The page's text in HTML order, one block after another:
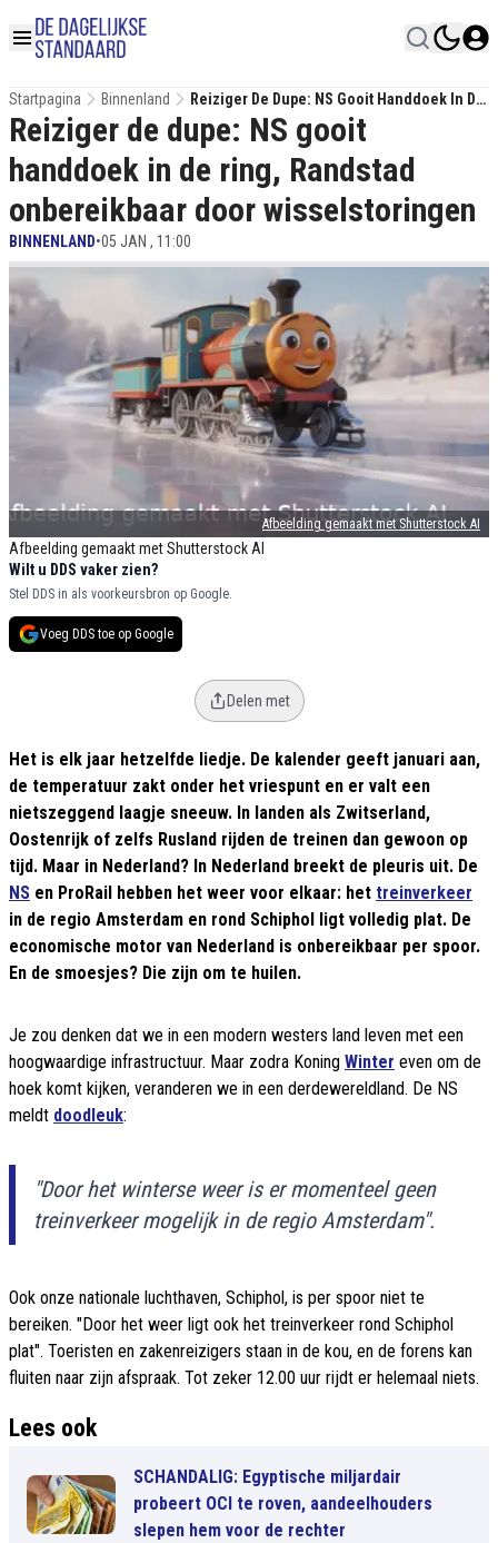
Startpagina Binnenland
Reiziger De Dupe: NS Gooit Handdoek In De
Ring, Randstad Onbereikbaar Door
Wisselstoringen
Afbeelding gemaakt met Shutterstock AI
Afbeelding gemaakt met Shutterstock AI
Reiziger de dupe: NS gooit
handdoek in de ring, Randstad
onbereikbaar door wisselstoringen
BINNENLAND•05 JAN , 11:00
Wilt u DDS vaker zien?
Stel DDS in als voorkeursbron op Google.
Voeg DDS toe op Google
Delen met
Het is elk jaar hetzelfde liedje. De kalender geeft januari aan,
de temperatuur zakt onder het vriespunt en er valt een
nietszeggend laagje sneeuw. In landen als Zwitserland,
Oostenrijk of zelfs Rusland rijden de treinen dan gewoon op
tijd. Maar in Nederland? In Nederland breekt de pleuris uit. De
NS en ProRail hebben het weer voor elkaar: het treinverkeer
in de regio Amsterdam en rond Schiphol ligt volledig plat. De
economische motor van Nederland is onbereikbaar per spoor.
En de smoesjes? Die zijn om te huilen.
Je zou denken dat we in een modern westers land leven met een
hoogwaardige infrastructuur. Maar zodra Koning Winter even om de
hoek komt kijken, veranderen we in een derdewereldland. De NS
meldt doodleuk:
"Door het winterse weer is er momenteel geen
treinverkeer mogelijk in de regio Amsterdam".
Ook onze nationale luchthaven, Schiphol, is per spoor niet te
bereiken. "Door het weer ligt ook het treinverkeer rond Schiphol
plat". Toeristen en zakenreizigers staan in de kou, en de forens kan
fluiten naar zijn afspraak. Tot zeker 12.00 uur rijdt er helemaal niets.
Lees ook
SCHANDALIG: Egyptische miljardair
probeert OCI te roven, aandeelhouders
slepen hem voor de rechter